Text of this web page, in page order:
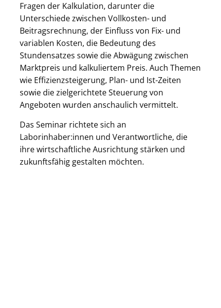
Fragen der Kalkulation, darunter die
Unterschiede zwischen Vollkosten- und
Beitragsrechnung, der Einfluss von Fix- und
variablen Kosten, die Bedeutung des
Stundensatzes sowie die Abwägung zwischen
Marktpreis und kalkuliertem Preis. Auch Themen
wie Effizienzsteigerung, Plan- und Ist-Zeiten
sowie die zielgerichtete Steuerung von
Angeboten wurden anschaulich vermittelt.
Das Seminar richtete sich an
Laborinhaber:innen und Verantwortliche, die
ihre wirtschaftliche Ausrichtung stärken und
zukunftsfähig gestalten möchten.